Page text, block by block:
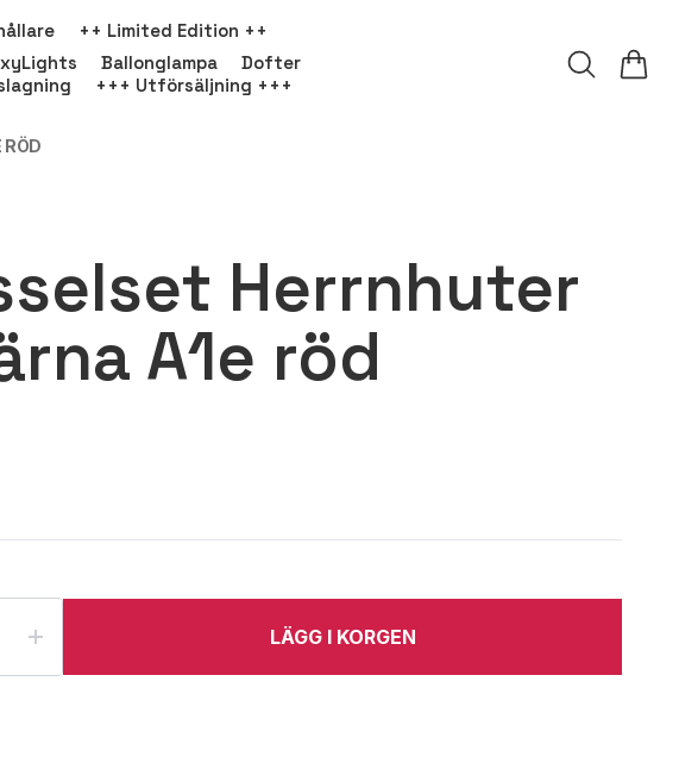
++ Limited Edition ++
Ballonglampa
Dofter
+++ Utförsäljning +++
RÖD
Herrnhuter
A1e röd
LÄGG I KORGEN